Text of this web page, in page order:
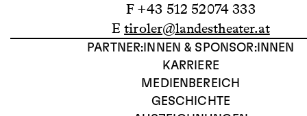
F +43 512 52074 333
Etiroler@landestheater.at
PARTNER:INNEN & SPONSOR:INNEN
KARRIERE
MEDIENBEREICH
GESCHICHTE